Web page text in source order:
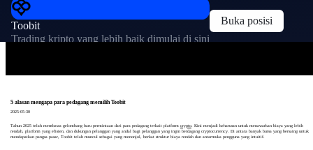
Toobit
Trading kripto yang lebih baik dimulai di sini
Buka posisi
5 alasan mengapa para pedagang memilih Toobit
2025-05-30
Tahun 2025 telah membawa gelombang baru permintaan dari para pedagang terkait platform crypto. Kini menjadi keharusan untuk menawarkan biaya yang lebih
rendah, platform yang efisien, dan dukungan pelanggan yang andal bagi pelanggan yang ingin berdagang cryptocurrency. Di antara banyak bursa yang bersaing untuk
mendapatkan pangsa pasar, Toobit telah muncul sebagai yang menonjol, berkat struktur biaya rendah dan antarmuka pengguna yang intuitif.